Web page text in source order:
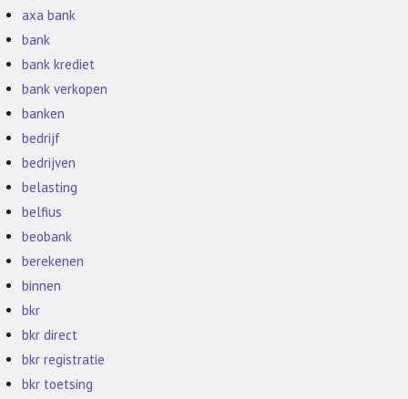
axa bank
bank
bank krediet
bank verkopen
banken
bedrijf
bedrijven
belasting
belfius
beobank
berekenen
binnen
bkr
bkr direct
bkr registratie
bkr toetsing